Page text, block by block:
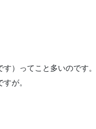
）ってこと多いのです。
が。